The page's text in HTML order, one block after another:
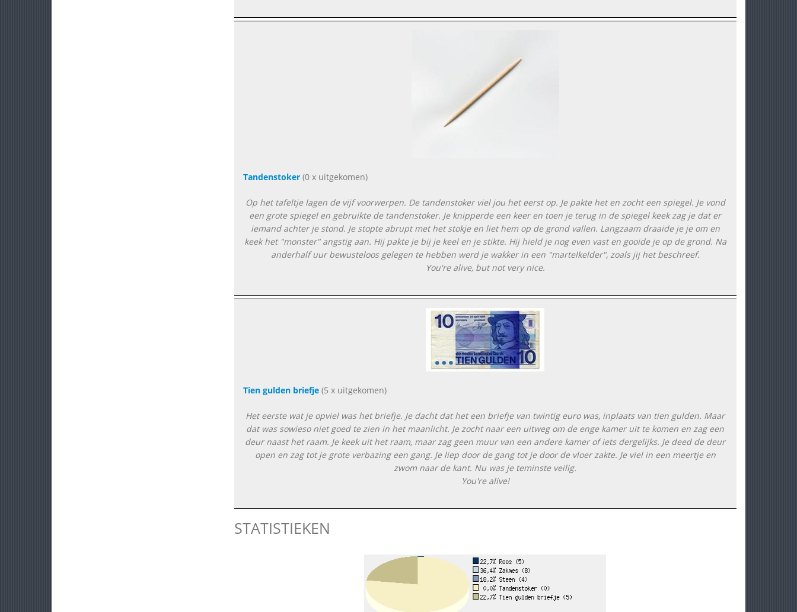
Tandenstoker(0 x uitgekomen)
Op het tafeltje lagen de vijf voorwerpen. De tandenstoker viel jou het eerst op. Je pakte het en zocht een spiegel. Je vond
een grote spiegel en gebruikte de tandenstoker. Je knipperde een keer en toen je terug in de spiegel keek zag je dat er
iemand achter je stond. Je stopte abrupt met het stokje en liet hem op de grond vallen. Langzaam draaide je je om en
keek het "monster" angstig aan. Hij pakte je bij je keel en je stikte. Hij hield je nog even vast en gooide je op de grond. Na
anderhalf uur bewusteloos gelegen te hebben werd je wakker in een "martelkelder", zoals jij het beschreef.
You're alive, but not very nice.
Tien gulden briefje(5 x uitgekomen)
Het eerste wat je opviel was het briefje. Je dacht dat het een briefje van twintig euro was, inplaats van tien gulden. Maar
dat was sowieso niet goed te zien in het maanlicht. Je zocht naar een uitweg om de enge kamer uit te komen en zag een
deur naast het raam. Je keek uit het raam, maar zag geen muur van een andere kamer of iets dergelijks. Je deed de deur
open en zag tot je grote verbazing een gang. Je liep door de gang tot je door de vloer zakte. Je viel in een meertje en
zwom naar de kant. Nu was je teminste veilig.
You're alive!
STATISTIEKEN